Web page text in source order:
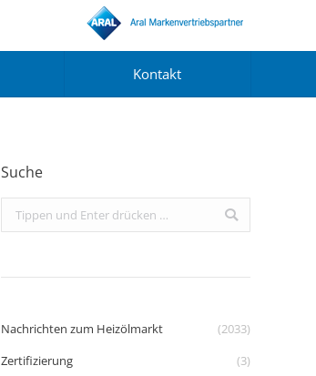
Kontakt
Suche
Search:
Nachrichten zum Heizölmarkt
(2033)
Zertifizierung
(3)